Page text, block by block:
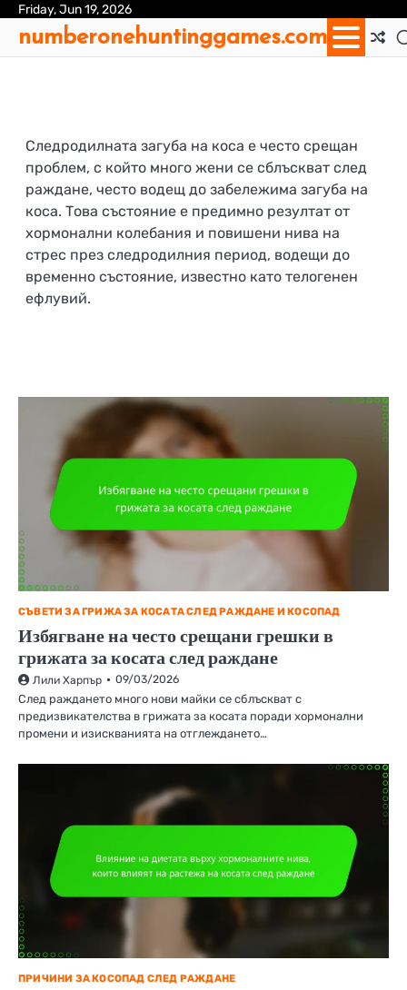
Skip
content
Friday, Jun 19, 2026
Us
Us
numberonehuntinggames.com
Следродилната загуба на коса е често срещан
проблем, с който много жени се сблъскват след
раждане, често водещ до забележима загуба на
коса. Това състояние е предимно резултат от
хормонални колебания и повишени нива на
стрес през следродилния период, водещи до
временно състояние, известно като телогенен
ефлувий.
СЪВЕТИ ЗА ГРИЖА ЗА КОСАТА СЛЕД РАЖДАНЕ И КОСОПАД
Избягване на често срещани грешки в
грижата за косата след раждане
Лили Харпър 09/03/2026
След раждането много нови майки се сблъскват с
предизвикателства в грижата за косата поради хормонални
промени и изискванията на отглеждането…
ПРИЧИНИ ЗА КОСОПАД СЛЕД РАЖДАНЕ